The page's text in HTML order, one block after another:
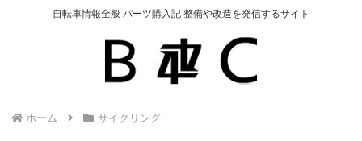
自転車情報全般 パーツ購入記 整備や改造を発信するサイト
ホーム サイクリング